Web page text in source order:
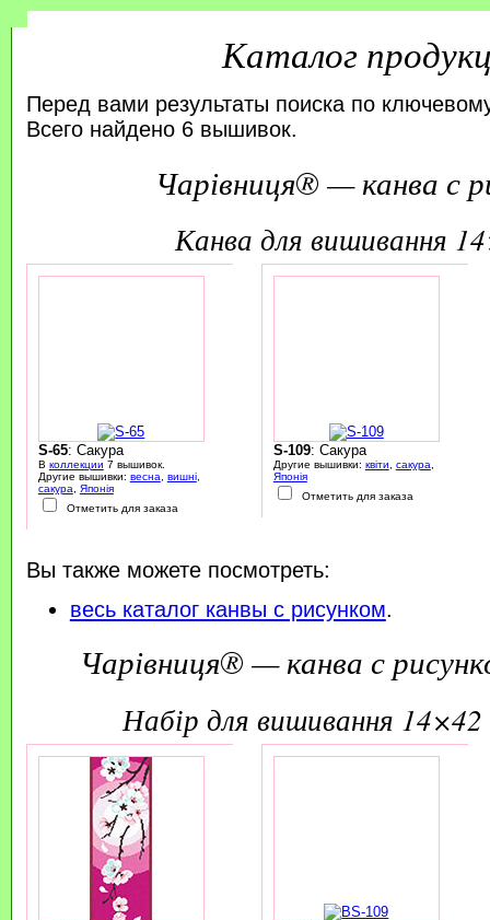
Каталог
Перед вами результаты поиска по
Всего найдено 6 вышивок.
Чарівниця® — канва с
канва для вишивання
S-65: Сакура
В коллекции 7 вышивок.
Другие вышивки: весна вишні,
сакура
Японія
Отметить для заказа
S-109: Сакура
Другие вышивки: квіти сакура
Японія
Отметить для заказа
Вы также можете посмотреть:
весь каталог канвы с рисунком.
Чарівниця® — канва с
набір для вишивання 14×42